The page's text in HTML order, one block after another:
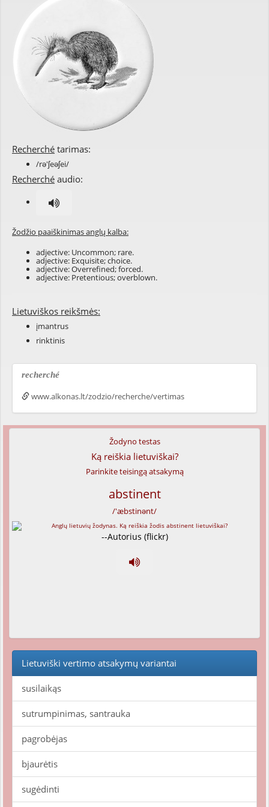
Recherché tarimas:
/rə'ʃeəʃei/
Recherché audio:
Žodžio paaiškinimas anglų kalba:
adjective: Uncommon; rare.
adjective: Exquisite; choice.
adjective: Overrefined; forced.
adjective: Pretentious; overblown.
Lietuviškos reikšmės:
įmantrus
rinktinis
recherché
www.alkonas.lt/zodzio/recherche/vertimas
Žodyno testas
Ką reiškia lietuviškai?
Parinkite teisingą atsakymą
abstinent
/'æbstinənt/
--Autorius (flickr)
Lietuviški vertimo atsakymų variantai
susilaikąs
sutrumpinimas, santrauka
pagrobėjas
bjaurėtis
sugėdinti